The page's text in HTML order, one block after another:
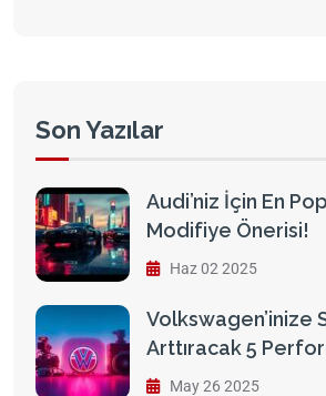
Son Yazılar
Audi’niz İçin En
Modifiye Önerisi!
Haz 02 2025
Volkswagen’inize
Arttıracak 5
May 26 2025